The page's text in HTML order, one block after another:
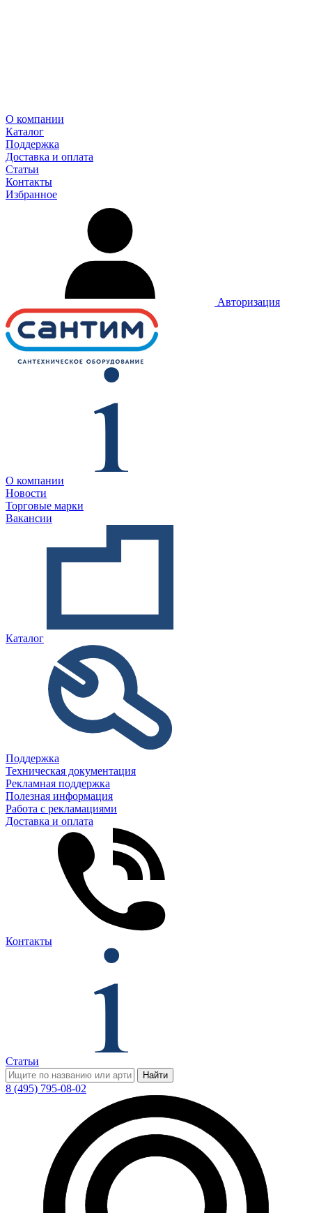
О компании
Каталог
Поддержка
Доставка и оплата
Статьи
Контакты
Избранное
Авторизация
О компании
Новости
Торговые марки
Вакансии
Каталог
Поддержка
Техническая документация
Рекламная поддержка
Полезная информация
Работа с рекламациями
Доставка и оплата
Контакты
Статьи
Найти
8 (495) 795-08-02